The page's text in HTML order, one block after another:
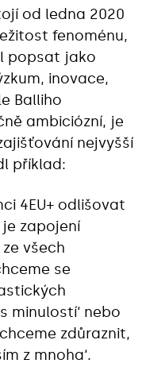
od ledna 2020
fenoménu,
popsat jako
inovace,
Balliho
ambiciózní, je
nejvyšší
příklad:
4EU+ odlišovat
zapojení
všech
se
minulostí‘ nebo
zdůraznit,
z mnoha‘.